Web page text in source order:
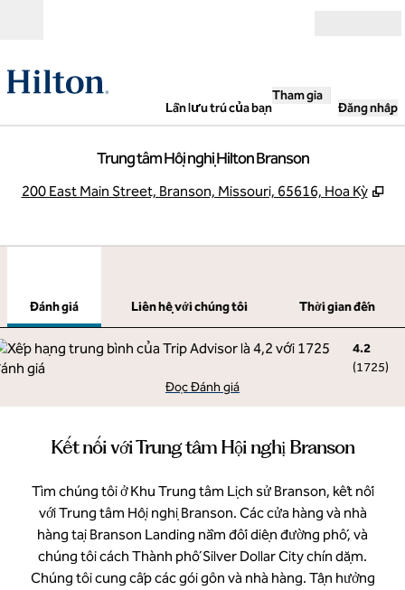
Lần lưu trú của bạn
Tham gia
Đăng nhập
Trung tâm Hội nghị Hilton Branson
200 East Main Street, Branson, Missouri, 65616, Hoa Kỳ ,
Đánh giá Liên hệ với chúng tôi
Thời gian đến
4.2
(1725)
Đọc Đánh giá
Kết nối với Trung tâm Hội nghị Branson
Tìm chúng tôi ở Khu Trung tâm Lịch sử Branson, kết nối
với Trung tâm Hội nghị Branson. Các cửa hàng và nhà
hàng tại Branson Landing nằm đối diện đường phố, và
chúng tôi cách Thành phố Silver Dollar City chín dặm.
Chúng tôi cung cấp các gói gôn và nhà hàng. Tận hưởng